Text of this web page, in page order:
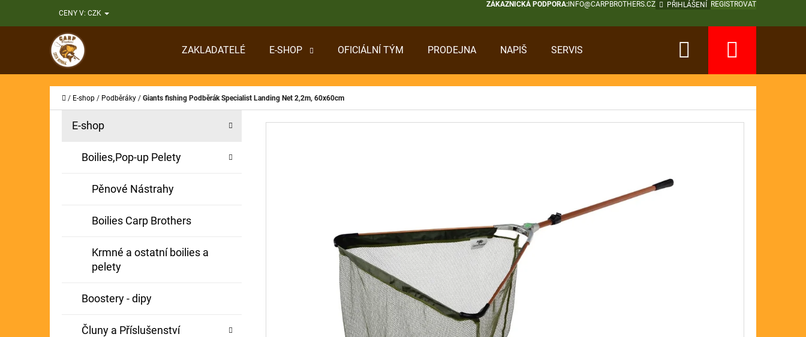
na
CENY V: CZK
ZÁKAZNICKÁ PODPORA:INFO@CARPBROTHERS.CZ PŘIHLÁŠENÍ REGISTROVAT
ZAKLADATELÉ E-SHOP OFICIÁLNÍ TÝM PRODEJNA NAPIŠ SERVIS Hledat
Domů
/ E-shop / Podběráky / Giants fishing Podběrák Specialist Landing Net 2,2m, 60x60cm
Přeskočit
E-shop
Boilies,Pop-up Pelety
Pěnové Nástrahy
Boilies Carp Brothers
Krmné a ostatní boilies a
pelety
Boostery - dipy
Čluny a Příslušenství
O
Í
Zpět
do
obchodu
Zpět
do
obchodu
CO POTŘEBUJETE NAJÍT?
HLEDAT
BOILIE RIG PLUS 25LB
Původně: 79 Kč
OLOVĚNÁ ZÁTĚŽ DELPHIN
CYBERBARBED S OTVOREM
FOX CARP SUB FLOAT
202 Kč
Původně: 225 Kč